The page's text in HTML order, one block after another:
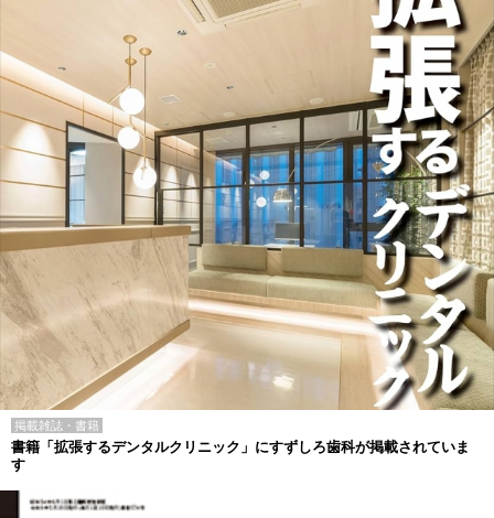
掲載雑誌・書籍
書籍「拡張するデンタルクリニック」にすずしろ歯科が掲載されていま
す